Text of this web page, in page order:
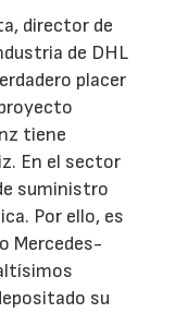
director de
de DHL
placer
tiene
En el sector
suministro
Por ello, es
Mercedes-
su